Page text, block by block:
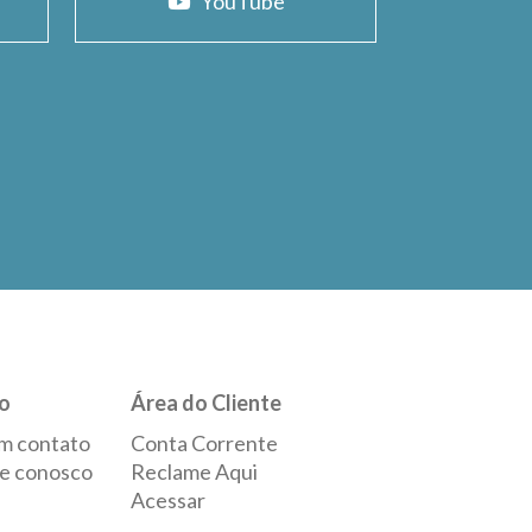
contato
conosco
Área do Cliente
Conta Corrente
Reclame Aqui
Acessar